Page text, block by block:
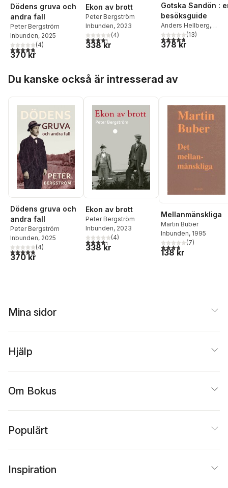
Dödens gruva och
andra fall
Peter Bergström
Inbunden, 2025
4,8utav 5 stjärnor. Totalt antal röster:
(4)
370 kr
Ekon av brott
Peter Bergström
Inbunden, 2023
4,3utav 5 stjärnor. Totalt antal röster:
(4)
338 kr
Gotska Sandön :
besöksguide
Anders Hellberg,
Kerstin Benckert
Bergström
4,8utav 5 stjärnor.
(13)
378 kr
Du kanske också är intresserad av
Dödens gruva och
andra fall
Peter Bergström
Inbunden, 2025
4,8utav 5 stjärnor. Totalt antal röster:
(4)
370 kr
Ekon av brott
Peter Bergström
Inbunden, 2023
4,3utav 5 stjärnor. Totalt antal röster:
(4)
338 kr
Mellanmänskliga
Martin Buber
Inbunden, 1995
3,7utav 5 stjärnor.
(7)
138 kr
Mina sidor
Hjälp
Om Bokus
Populärt
Inspiration